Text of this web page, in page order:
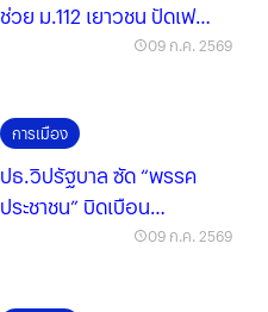
ช่วย ม.112 เยาวชน ปัดเฟ
คนิวส์ กม.นิรโทษฯ ส่อเอื้อฮั้ว
09 ก.ค. 2569
การเมือง
ปธ.วิปรัฐบาล ซัด “พรรค
ประชาชน” บิดเบือน
กม.นิรโทษอย่างน่าเกลียด
09 ก.ค. 2569